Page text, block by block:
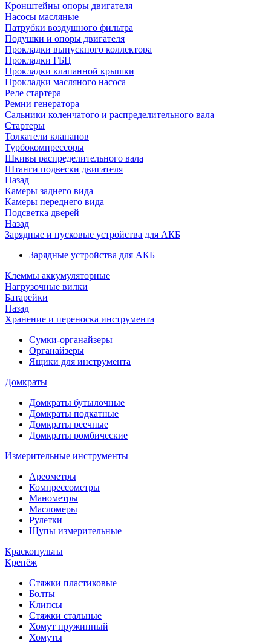
Кронштейны опоры двигателя
Насосы масляные
Патрубки воздушного фильтра
Подушки и опоры двигателя
Прокладки выпускного коллектора
Прокладки ГБЦ
Прокладки клапанной крышки
Прокладки масляного насоса
Реле стартера
Ремни генератора
Сальники коленчатого и распределительного вала
Стартеры
Толкатели клапанов
Турбокомпрессоры
Шкивы распределительного вала
Штанги подвески двигателя
Назад
Камеры заднего вида
Камеры переднего вида
Подсветка дверей
Назад
Зарядные и пусковые устройства для АКБ
Зарядные устройства для АКБ
Клеммы аккумуляторные
Нагрузочные вилки
Батарейки
Назад
Хранение и переноска инструмента
Сумки-органайзеры
Органайзеры
Ящики для инструмента
Домкраты
Домкраты бутылочные
Домкраты подкатные
Домкраты реечные
Домкраты ромбические
Измерительные инструменты
Ареометры
Компрессометры
Манометры
Масломеры
Рулетки
Щупы измерительные
Краскопульты
Крепёж
Стяжки пластиковые
Болты
Клипсы
Стяжки стальные
Хомут пружинный
Хомуты